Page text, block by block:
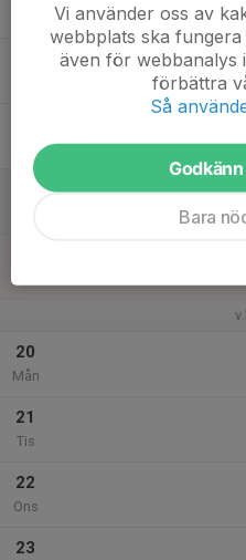
20
Mån
21
Tis
22
Ons
23
Vi använder oss av
webbplats ska
även för webbanalys
förbättra
Så
Bara